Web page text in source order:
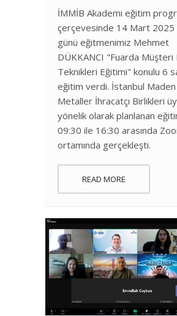
İMMİB Akademi eğitim
çerçevesinde 14 Mart 2025
günü eğitmenimiz Mehmet
DÜKKANCI "Fuarda Müşteri
Teknikleri Eğitimi" konulu 6
eğitim verdi. İstanbul
Metaller İhracatçı Birlikleri
yönelik olarak planlanan
09:30 ile 16:30 arasında
ortamında gerçekleşti.
READ MORE